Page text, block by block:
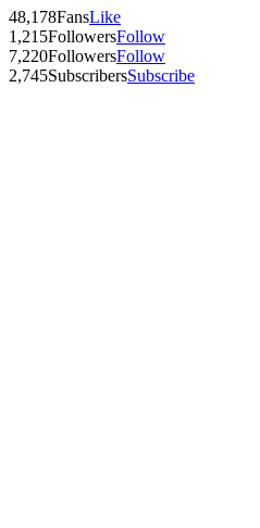
48,178FansLike
1,215FollowersFollow
7,220FollowersFollow
2,745SubscribersSubscribe